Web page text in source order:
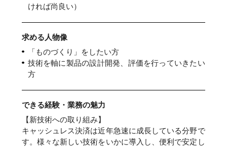
ければ尚良い）
求める人物像
「ものづくり」をしたい方
技術を軸に製品の設計開発、評価を行っていきたい
方
できる経験・業務の魅力
【新技術への取り組み】
キャッシュレス決済は近年急速に成長している分野で
す。様々な新しい技術をいかに導入し、便利で安定し